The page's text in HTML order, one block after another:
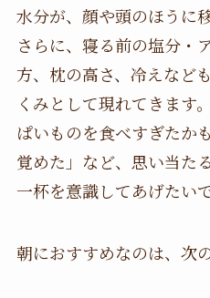
水分が、顔や頭のほうに
さらに、寝る前の塩分・
方、枕の高さ、冷えなど
くみとして現れてきます
ぱいものを食べすぎたか
覚めた」など、思い当た
一杯を意識してあげたい
朝におすすめなのは、次